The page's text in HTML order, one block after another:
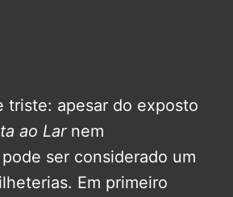
triste: apesar do exposto
ao Lar nem
ser considerado um
Em primeiro